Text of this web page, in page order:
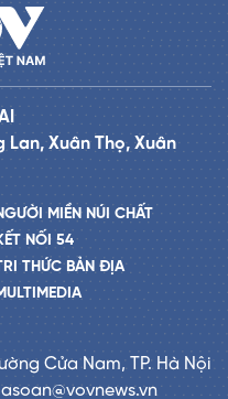
Lan, Xuân Thọ, Xuân
MIỀN NÚI CHẤT
NỐI 54
THỨC BẢN ĐỊA
Cửa Nam, TP. Hà Nội